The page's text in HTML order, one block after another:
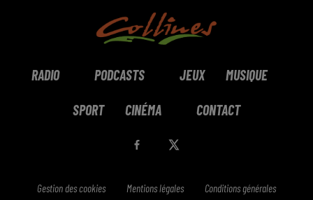
RADIO PODCASTS JEUX MUSIQUE
SPORT CINÉMA CONTACT
Gestion des cookies Mentions légales Conditions générales